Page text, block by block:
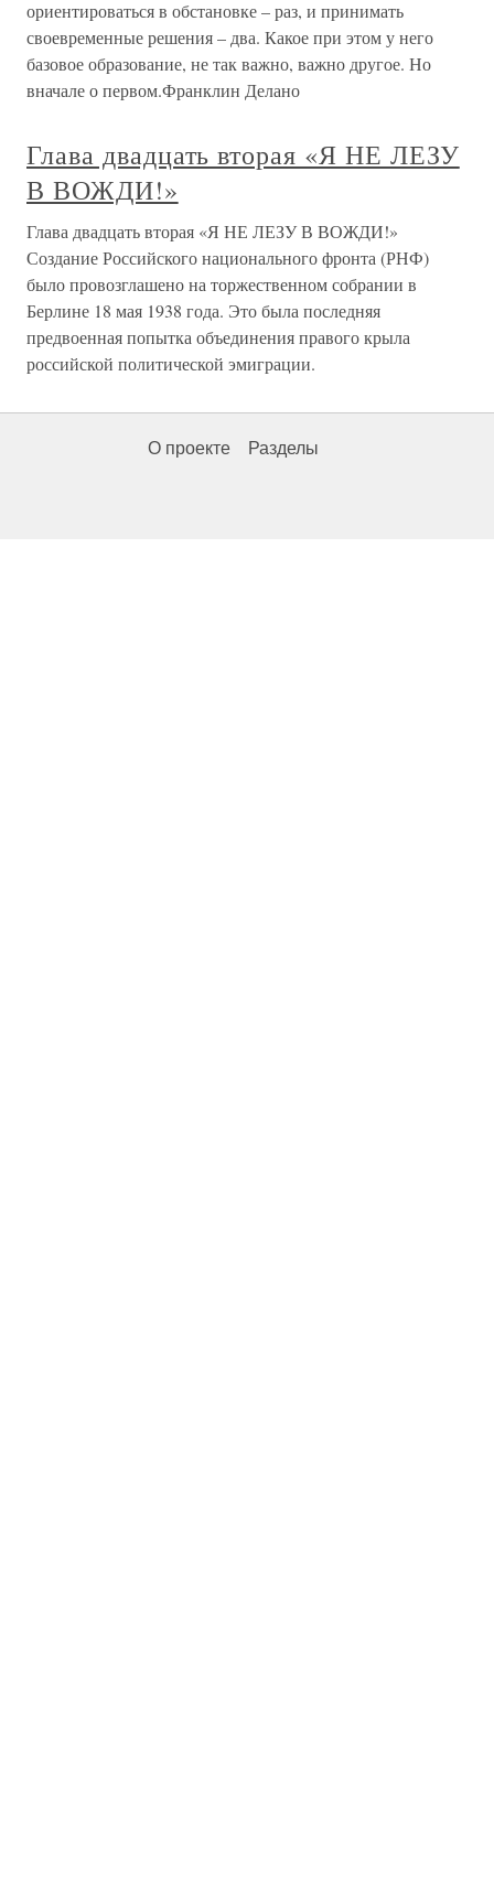
ориентироваться в обстановке – раз, и принимать
своевременные решения – два. Какое при этом у него
базовое образование, не так важно, важно другое. Но
вначале о первом.Франклин Делано
Глава двадцать вторая «Я НЕ ЛЕЗУ
В ВОЖДИ!»
Глава двадцать вторая «Я НЕ ЛЕЗУ В ВОЖДИ!»
Создание Российского национального фронта (РНФ)
было провозглашено на торжественном собрании в
Берлине 18 мая 1938 года. Это была последняя
предвоенная попытка объединения правого крыла
российской политической эмиграции.
О проекте Разделы